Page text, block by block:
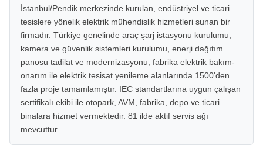
İstanbul/Pendik merkezinde kurulan, endüstriyel ve ticari
tesislere yönelik elektrik mühendislik hizmetleri sunan bir
firmadır. Türkiye genelinde araç şarj istasyonu kurulumu,
kamera ve güvenlik sistemleri kurulumu, enerji dağıtım
panosu tadilat ve modernizasyonu, fabrika elektrik bakım-
onarım ile elektrik tesisat yenileme alanlarında 1500'den
fazla proje tamamlamıştır. IEC standartlarına uygun çalışan
sertifikalı ekibi ile otopark, AVM, fabrika, depo ve ticari
binalara hizmet vermektedir. 81 ilde aktif servis ağı
mevcuttur.